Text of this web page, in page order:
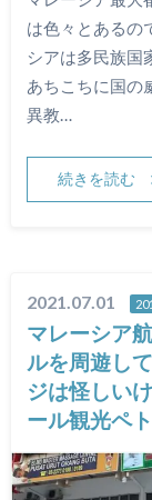
は色々とあるの
シアは多民族国
あちこちに国の
異教…
続きを読む
2021.07.01
マレーシア
ルを周遊し
ジは怪しい
ール観光ペ